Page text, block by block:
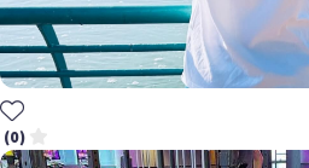
(0)